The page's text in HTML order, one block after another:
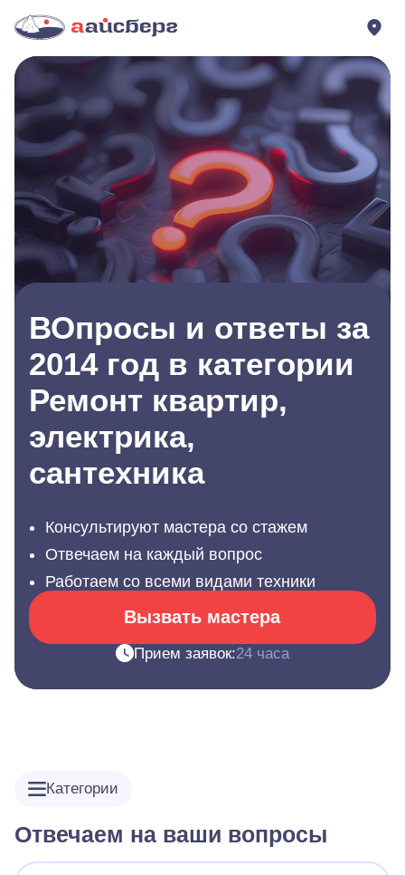
ВОпросы и ответы за
2014 год в категории
Ремонт квартир,
электрика,
сантехника
Консультируют мастера со стажем
Отвечаем на каждый вопрос
Работаем со всеми видами техники
Вызвать мастера
Прием заявок:24 часа
Категории
Отвечаем на ваши вопросы